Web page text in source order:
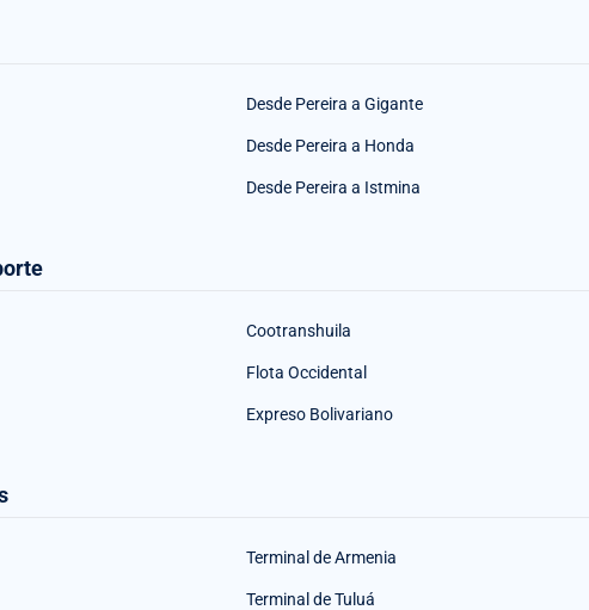
Desde Pereira a Gigante
Desde Pereira a Honda
Desde Pereira a Istmina
Cootranshuila
Flota Occidental
Expreso Bolivariano
Terminal de Armenia
Terminal de Tuluá